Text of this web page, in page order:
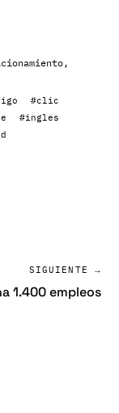
,
#clic
#ingles
SIGUIENTE →
1.400 empleos